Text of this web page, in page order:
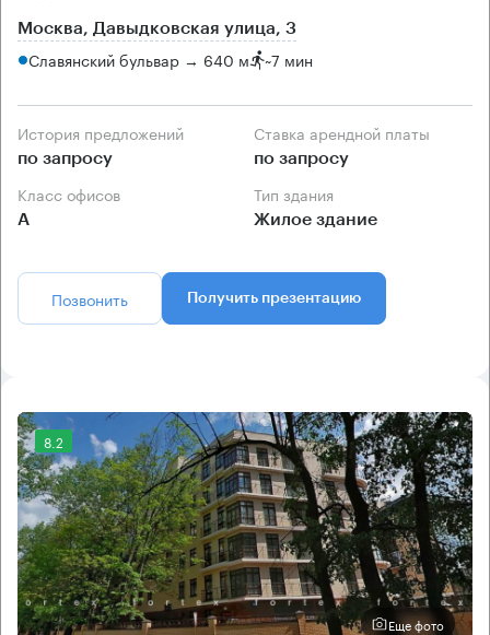
Москва, Давыдковская улица, 3
Славянский бульвар → 640 м ~7 мин
История предложений
по запросу
Ставка арендной платы
по запросу
Класс офисов
А
Тип здания
Жилое здание
Позвонить Получить презентацию
8.2
Еще фото